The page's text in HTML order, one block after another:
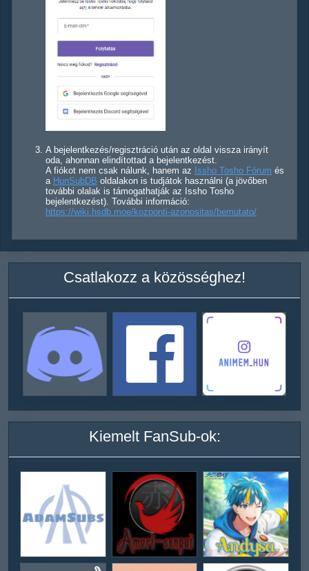
A bejelentkezés/regisztráció után az oldal vissza irányít
oda, ahonnan elindítottad a bejelentkezést.
A fiókot nem csak nálunk, hanem az Issho Tosho Fórum és
a HunSubDB oldalakon is tudjátok használni (a jövőben
további olalak is támogathatják az Issho Tosho
bejelentkezést). További információ:
https://wiki.hsdb.moe/kozponti-azonositas/bemutato/
Csatlakozz a közösséghez!
Kiemelt FanSub-ok: